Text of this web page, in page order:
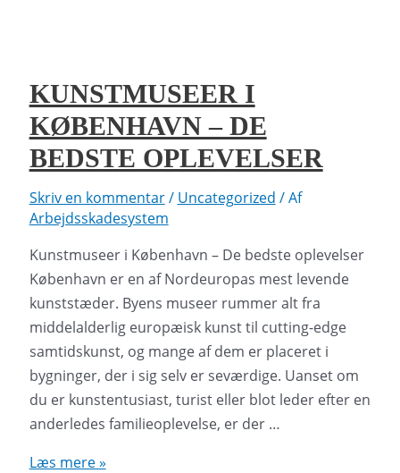
du
det
rigtige
KUNSTMUSEER I
KØBENHAVN – DE
BEDSTE OPLEVELSER
Skriv en kommentar/ Uncategorized / Af
Arbejdsskadesystem
Kunstmuseer i København – De bedste oplevelser
København er en af Nordeuropas mest levende
kunststæder. Byens museer rummer alt fra
middelalderlig europæisk kunst til cutting-edge
samtidskunst, og mange af dem er placeret i
bygninger, der i sig selv er seværdige. Uanset om
du er kunstentusiast, turist eller blot leder efter en
anderledes familieoplevelse, er der …
Kunstmuseer
Læs mere »